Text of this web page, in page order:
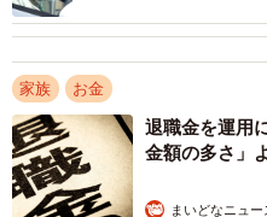
れるとショックを受けてし
は実子の妹に遠慮しなけれ
パートナーズ行政書士事務
た。
家族 お金
退職金を運用
金額の多さ」
まいどなニュ